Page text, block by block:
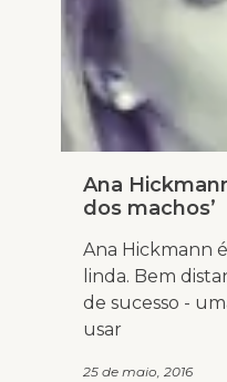
Ana
dos machos’
Ana Hickmann
linda. Bem
de sucesso -
usar
25 de maio, 2016